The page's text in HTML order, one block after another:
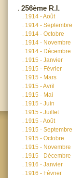
. 256ème R.I.
. 1914 - Août
. 1914 - Septembre
. 1914 - Octobre
. 1914 - Novembre
. 1914 - Décembre
. 1915 - Janvier
. 1915 - Février
. 1915 - Mars
. 1915 - Avril
. 1915 - Mai
. 1915 - Juin
. 1915 - Juillet
. 1915 - Août
. 1915 - Septembre
. 1915 - Octobre
. 1915 - Novembre
. 1915 - Décembre
. 1916 - Janvier
. 1916 - Février